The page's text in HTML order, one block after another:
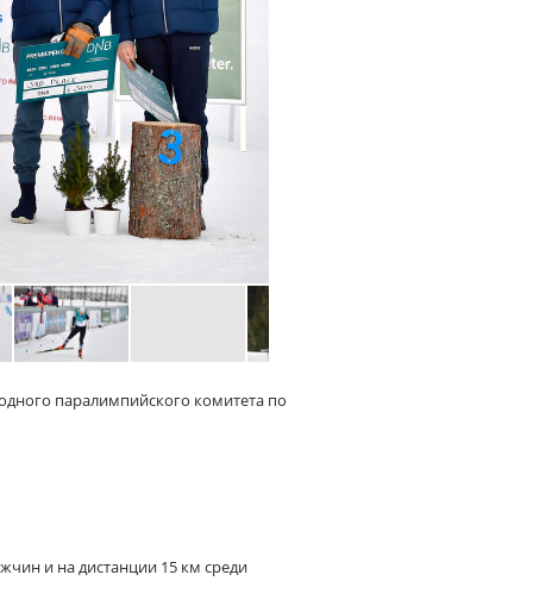
паралимпийского комитета по
и на дистанции 15 км среди